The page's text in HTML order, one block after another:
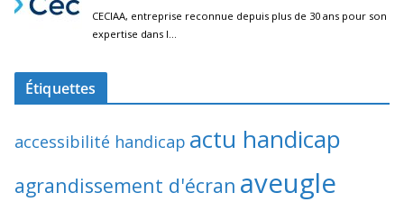
Étiquettes
accessibilité handicap actu handicap
agrandissement d'écran aveugle